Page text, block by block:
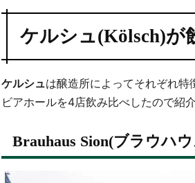
ケルシュ(Kölsch)が
ケルシュは醸造所によってそれぞれ
ビアホールを4店飲み比べしたので紹介
Brauhaus Sion(ブラウハ